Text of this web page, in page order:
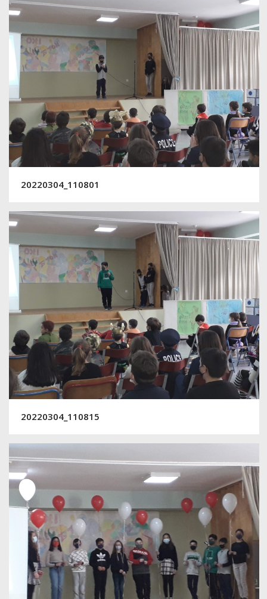
20220304_110801
20220304_110815